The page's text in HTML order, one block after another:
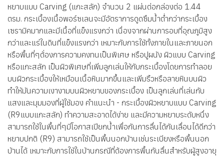
หยาบแบบ Carving (แกะสลัก) จำนวน 2 แผ่นต่อกล่องต่อ 1.44
ตรม. กระเบื้องเนื้อพอร์ซเลนจะมีอัตราการดูดซึมน้ำต่ำกว่ากระเบื้อง
เซรามิคมากและมีเนื้อที่แข็งแรงกว่า เนื่องจากผ่านการอบที่อุณภูมิสูง
กว่าและแร่ในดินที่แข็งแรงกว่า เหมาะกับการใช้ทั้งภายในและภายนอก
หรือพื้นที่ๆต้่องการความคงทนเป็นพิเศษ หรือปูผนัง ผิวแบบ Carving
หรือแกะสลัก เป็นผิวพิเศษที่เพิ่มลูกเล่นให้กับกระเบื้องโดยการทำลอย
บนผิวกระเบื้องให้เหมือนเนื้อหินมากขึ้นและเพิ่มริ้วหรือลายหินบนผิว
ทำให้มันความเงางามบนผิวหยาบของกระเบื้อง เป็นลูกเล่นที่เล่นกับ
แสงและมุมมองที่ผู้ใช้มอง คำแนะนำ - กระเบื้องผิวหยาบแบบ Carving
(R9แบบแกะสลัก) ทำความสะอาดได้ง่าย และมีความหยาบระดับหนึ่ง
สามารถใช้ในพื้นที่ๆมีโอกาสเปียกน้ำเพื่อกันการลื่นได้กันเลื่อนได้ดีกว่า
หยาบปกติ (R9) สามารถใช้เป็นพื้นนอกบ้านเช่นระเบียงหรือพื้นนอก
บ้านได้ เหมาะกับการใช้ในบ้านกรณีที่ต้องการพื้นกันลื่นสำหรับผู้สูงอายุ